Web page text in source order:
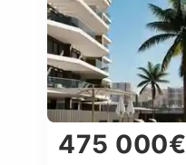
475 000€